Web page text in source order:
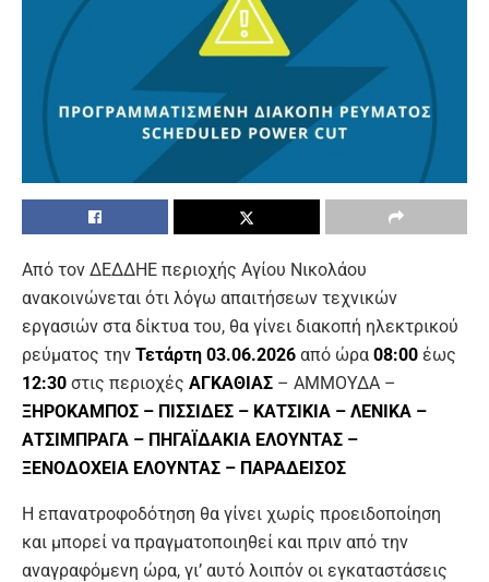
Από τον ΔΕΔΔΗΕ περιοχής Αγίου Νικολάου
ανακοινώνεται ότι λόγω απαιτήσεων τεχνικών
εργασιών στα δίκτυα του, θα γίνει διακοπή ηλεκτρικού
ρεύματος την Τετάρτη 03.06.2026 από ώρα 08:00 έως
12:30 στις περιοχές ΑΓΚΑΘΙΑΣ – ΑΜΜΟΥΔΑ –
ΞΗΡΟΚΑΜΠΟΣ – ΠΙΣΣΙΔΕΣ – ΚΑΤΣΙΚΙΑ – ΛΕΝΙΚΑ –
ΑΤΣΙΜΠΡΑΓΑ – ΠΗΓΑΪΔΑΚΙΑ ΕΛΟΥΝΤΑΣ –
ΞΕΝΟΔΟΧΕΙΑ ΕΛΟΥΝΤΑΣ – ΠΑΡΑΔΕΙΣΟΣ
Η επανατροφοδότηση θα γίνει χωρίς προειδοποίηση
και μπορεί να πραγματοποιηθεί και πριν από την
αναγραφόμενη ώρα, γι’ αυτό λοιπόν οι εγκαταστάσεις